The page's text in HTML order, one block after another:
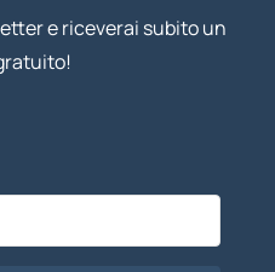
e riceverai subito un